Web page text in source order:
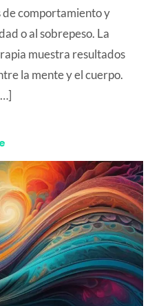
comportamiento y
o al sobrepeso. La
muestra resultados
la mente y el cuerpo.